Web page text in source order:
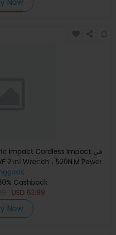
W /
Cashback
USD 63.99
Now